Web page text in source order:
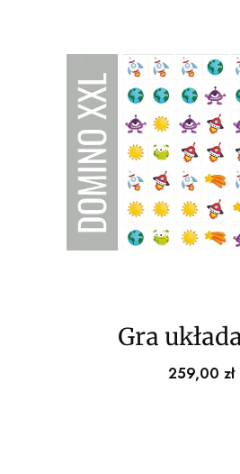
Gra
DOMINO
Cena
259,00 zł